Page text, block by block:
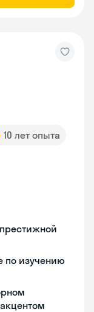
10 лет опыта
по изучению